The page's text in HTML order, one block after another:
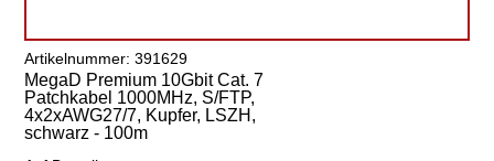
Artikelnummer: 391629
MegaD Premium 10Gbit Cat. 7
Patchkabel 1000MHz, S/FTP,
4x2xAWG27/7, Kupfer, LSZH,
schwarz - 100m